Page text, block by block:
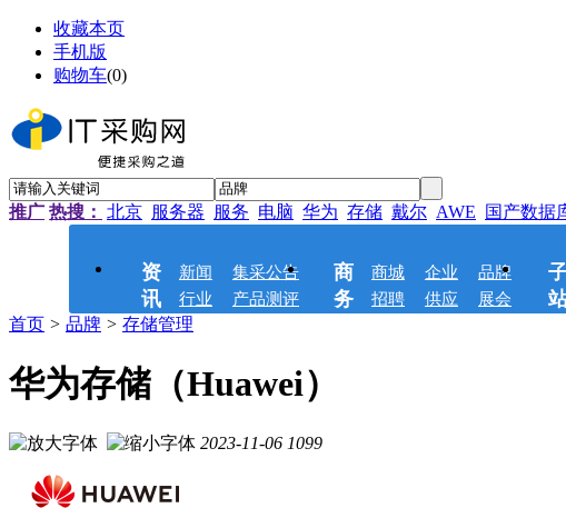
收藏本页
手机版
购物车(0)
推广 热搜： 北京 服务器 服务 电脑 华为 存储 戴尔 AWE 国产数据
资
讯
新闻
集采公告
行业
产品测评
商
务
商城 企业
品牌
招聘
供应 展会
首页 > 品牌 > 存储管理
华为存储（Huawei）
2023-11-06 1099